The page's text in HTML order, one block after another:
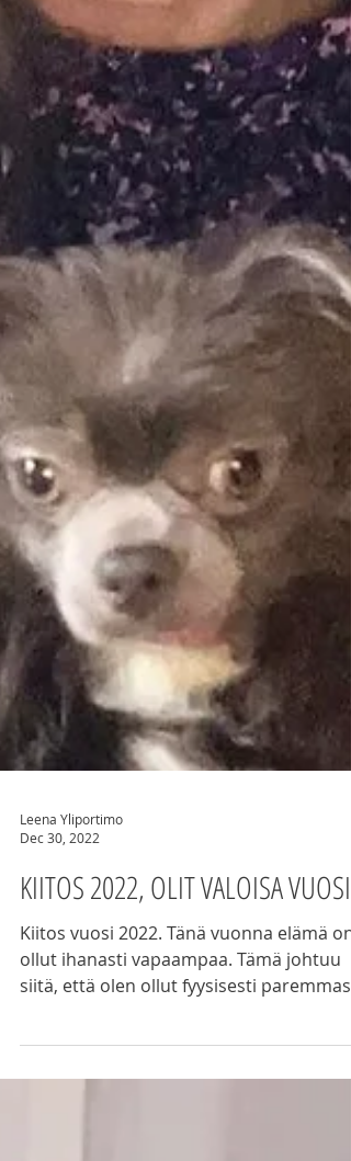
Dec 30, 2022
KIITOS 2022, OLIT VALOISA VUOSI
Kiitos vuosi 2022. Tänä vuonna elämä on
ollut ihanasti vapaampaa. Tämä johtuu
kunnossa.